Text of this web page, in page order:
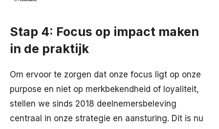
Stap 4: Focus op impact maken
in de praktijk
Om ervoor te zorgen dat onze focus ligt op onze
purpose en niet op merkbekendheid of loyaliteit,
stellen we sinds 2018 deelnemersbeleving
centraal in onze strategie en aansturing. Dit is nu